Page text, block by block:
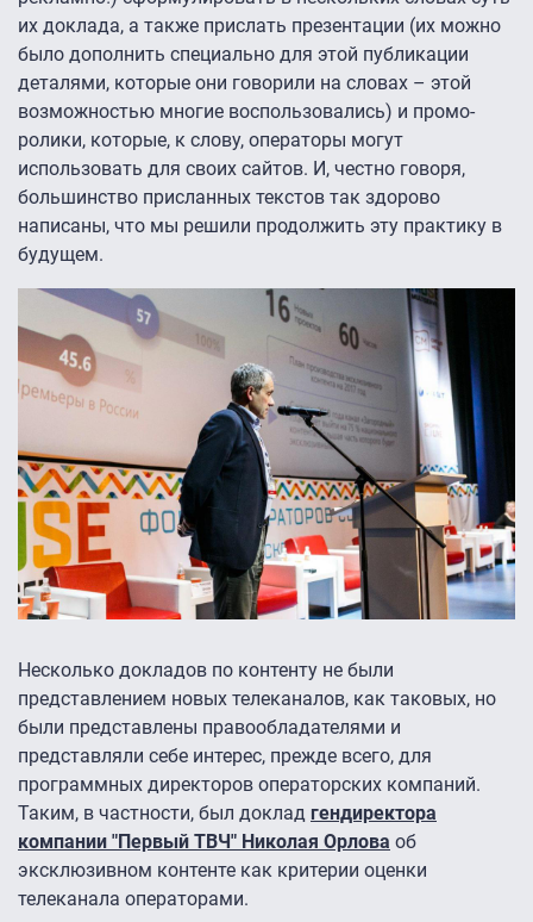
их доклада, а также прислать презентации (их можно
было дополнить специально для этой публикации
деталями, которые они говорили на словах – этой
возможностью многие воспользовались) и промо-
ролики, которые, к слову, операторы могут
использовать для своих сайтов. И, честно говоря,
большинство присланных текстов так здорово
написаны, что мы решили продолжить эту практику в
будущем.
Несколько докладов по контенту не были
представлением новых телеканалов, как таковых, но
были представлены правообладателями и
представляли себе интерес, прежде всего, для
программных директоров операторских компаний.
Таким, в частности, был доклад гендиректора
компании "Первый ТВЧ" Николая Орлова об
эксклюзивном контенте как критерии оценки
телеканала операторами.